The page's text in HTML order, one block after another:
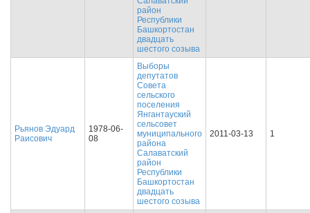
район
Республики
Башкортостан
двадцать
шестого созыва
Рьянов Эдуард
Раисович
1978-06-
08
Выборы
депутатов
Совета
сельского
поселения
Янгантауский
сельсовет
муниципального
района
Салаватский
район
Республики
Башкортостан
двадцать
шестого созыва
2011-03-13 1